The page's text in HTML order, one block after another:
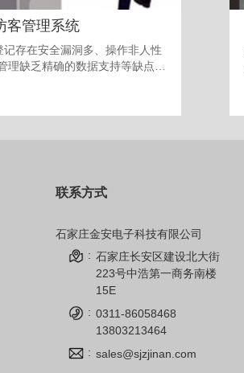
客管理系统
存在安全漏洞多、操作非人性
理缺乏精确的数据支持等缺点。
作案。发案后追查却有可能发现
术先进、操作简单、性能可靠，
安全保卫管理的得力助手。
联系方式
石家庄金安电子科技有限公司
: 石家庄长安区建设北大街
223号中浩第一商务南楼
15E
: 0311-86058468
13803213464
: sales@sjzjinan.com